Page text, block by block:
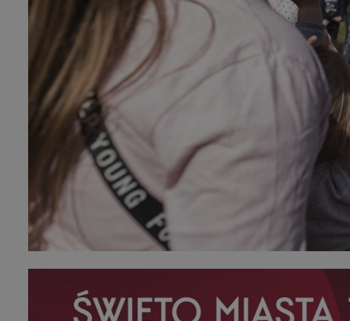
Niezbędne pliki cookie umożliwiają korzystanie
zarządzanie kontem. Bez niezbędnych plików
Provider /
Domena
zabrze.com.pl
zabrze.com.pl
zabrze.com.pl
.x.com
Cloudflare
Inc.
YouTube
.youtube.com